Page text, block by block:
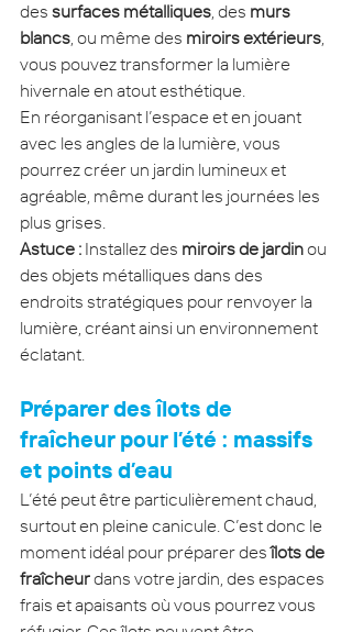
des surfaces métalliques, des murs
blancs, ou même des miroirs extérieurs,
vous pouvez transformer la lumière
hivernale en atout esthétique.
En réorganisant l’espace et en jouant
avec les angles de la lumière, vous
pourrez créer un jardin lumineux et
agréable, même durant les journées les
plus grises.
Astuce : Installez des miroirs de jardin ou
des objets métalliques dans des
endroits stratégiques pour renvoyer la
lumière, créant ainsi un environnement
éclatant.
Préparer des îlots de
fraîcheur pour l’été : massifs
et points d’eau
L’été peut être particulièrement chaud,
surtout en pleine canicule. C’est donc le
moment idéal pour préparer des îlots de
fraîcheur dans votre jardin, des espaces
frais et apaisants où vous pourrez vous